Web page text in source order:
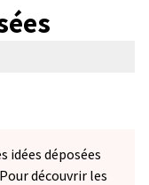
idées déposées
découvrir les